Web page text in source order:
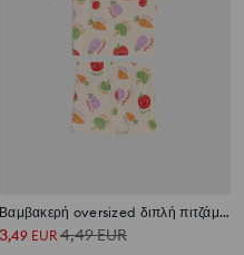
Βαμβακερή oversized διπλή πιτζάμα με μοτίβο λαχανικών
3,49 EUR4,49EUR